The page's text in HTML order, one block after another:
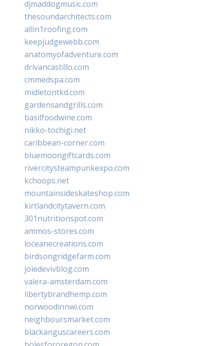
djmaddogmusic.com
thesoundarchitects.com
allin1roofing.com
keepjudgewebb.com
anatomyofadventure.com
drivancastillo.com
cmmedspa.com
midletontkd.com
gardensandgrills.com
basilfoodwine.com
nikko-tochigi.net
caribbean-corner.com
bluemoongiftcards.com
rivercitysteampunkexpo.com
kchoops.net
mountainsideskateshop.com
kirtlandcitytavern.com
301nutritionspot.com
ammos-stores.com
loceanecreations.com
birdsongridgefarm.com
joiedevivblog.com
valera-amsterdam.com
libertybrandhemp.com
norwoodinnwi.com
neighboursmarket.com
blackanguscareers.com